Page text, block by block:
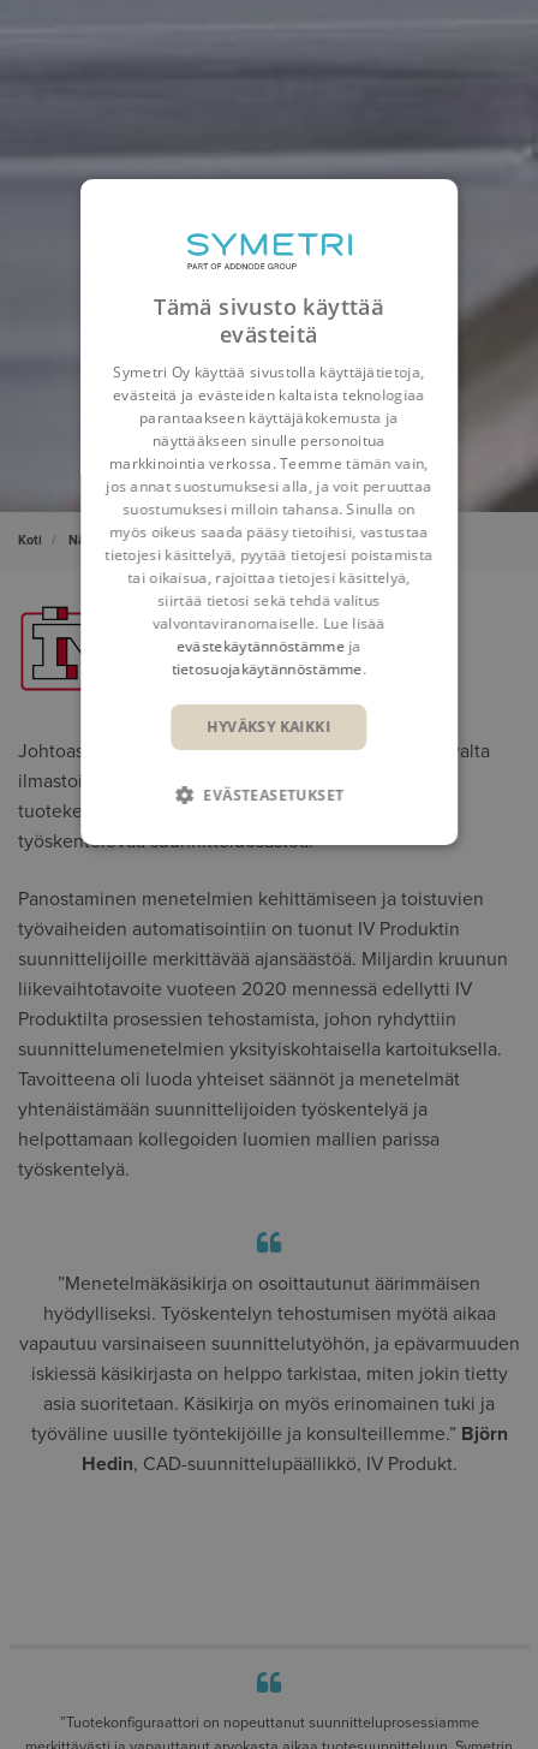
Koti Näkemyksiämme Referenssit IV Produkt - DA
Johtoaseman säilyttäminen edellyttää Ruotsin johtavalta
ilmastointikoneiden valmistajalta paitsi innovatiivista
tuotekehitystä, myös yhdenmukaisesti ja tehokkaasti
työskentelevää suunnitteluosastoa.
Panostaminen menetelmien kehittämiseen ja toistuvien
työvaiheiden automatisointiin on tuonut IV Produktin
suunnittelijoille merkittävää ajansäästöä. Miljardin kruunun
liikevaihtotavoite vuoteen 2020 mennessä edellytti IV
Produktilta prosessien tehostamista, johon ryhdyttiin
suunnittelumenetelmien yksityiskohtaisella kartoituksella.
Tavoitteena oli luoda yhteiset säännöt ja menetelmät
yhtenäistämään suunnittelijoiden työskentelyä ja
helpottamaan kollegoiden luomien mallien parissa
työskentelyä.
”Menetelmäkäsikirja on osoittautunut äärimmäisen
hyödylliseksi. Työskentelyn tehostumisen myötä aikaa
vapautuu varsinaiseen suunnittelutyöhön, ja epävarmuuden
iskiessä käsikirjasta on helppo tarkistaa, miten jokin tietty
asia suoritetaan. Käsikirja on myös erinomainen tuki ja
työväline uusille työntekijöille ja konsulteillemme.” Björn
Hedin, CAD-suunnittelupäällikkö, IV Produkt.
”Tuotekonfiguraattori on nopeuttanut suunnitteluprosessiamme
Tämä sivusto käyttää
evästeitä
Symetri Oy käyttää sivustolla käyttäjätietoja,
evästeitä ja evästeiden kaltaista teknologiaa
parantaakseen käyttäjäkokemusta ja
näyttääkseen sinulle personoitua
markkinointia verkossa. Teemme tämän vain,
jos annat suostumuksesi alla, ja voit peruuttaa
suostumuksesi milloin tahansa. Sinulla on
myös oikeus saada pääsy tietoihisi, vastustaa
tietojesi käsittelyä, pyytää tietojesi poistamista
tai oikaisua, rajoittaa tietojesi käsittelyä,
siirtää tietosi sekä tehdä valitus
valvontaviranomaiselle. Lue lisää
evästekäytännöstämme ja
tietosuojakäytännöstämme.
HYVÄKSY KAIKKI
EVÄSTEASETUKSET